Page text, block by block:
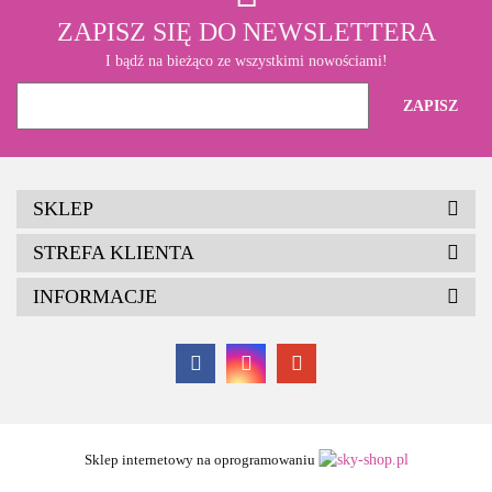
ZAPISZ SIĘ DO NEWSLETTERA
I bądź na bieżąco ze wszystkimi nowościami!
SKLEP
STREFA KLIENTA
INFORMACJE
Sklep internetowy na oprogramowaniu